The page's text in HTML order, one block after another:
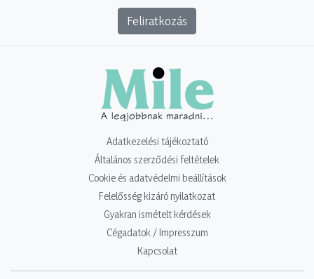
Feliratkozás
Adatkezelési tájékoztató
Általános szerződési feltételek
Cookie és adatvédelmi beállítások
Felelősség kizáró nyilatkozat
Gyakran ismételt kérdések
Cégadatok / Impresszum
Kapcsolat